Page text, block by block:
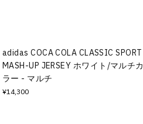
adidas COCA COLA CLASSIC SPORT
MASH-UP JERSEY ホワイト/マルチカ
ラー - マルチ
¥14,300